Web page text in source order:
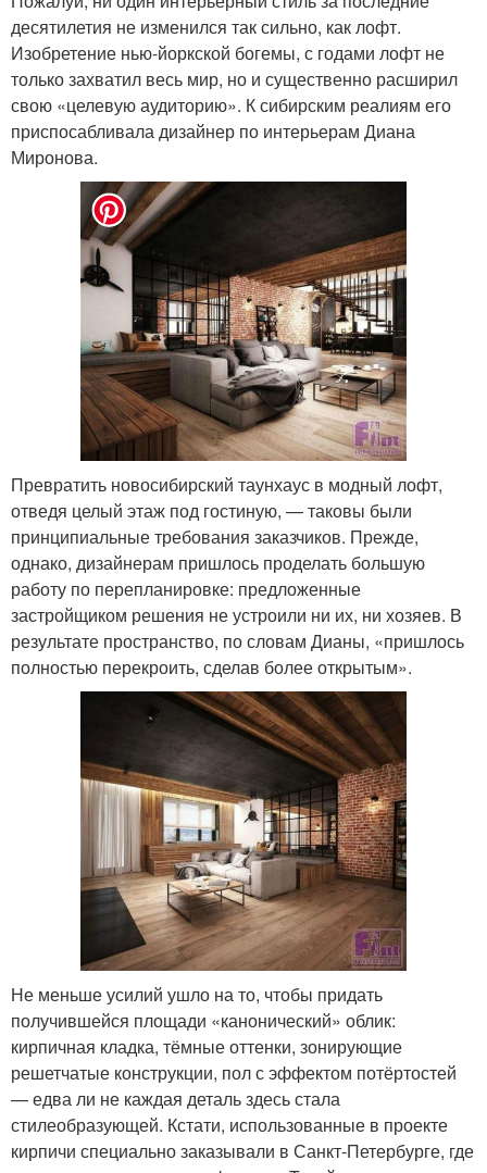
десятилетия не изменился так сильно, как лофт.
Изобретение нью-йоркской богемы, с годами лофт не
только захватил весь мир, но и существенно расширил
свою «целевую аудиторию». К сибирским реалиям его
приспосабливала дизайнер по интерьерам Диана
Миронова.
Превратить новосибирский таунхаус в модный лофт,
отведя целый этаж под гостиную, — таковы были
принципиальные требования заказчиков. Прежде,
однако, дизайнерам пришлось проделать большую
работу по перепланировке: предложенные
застройщиком решения не устроили ни их, ни хозяев. В
результате пространство, по словам Дианы, «пришлось
полностью перекроить, сделав более открытым».
Не меньше усилий ушло на то, чтобы придать
получившейся площади «канонический» облик:
кирпичная кладка, тёмные оттенки, зонирующие
решетчатые конструкции, пол с эффектом потёртостей
— едва ли не каждая деталь здесь стала
стилеобразующей. Кстати, использованные в проекте
кирпичи специально заказывали в Санкт-Петербурге, где